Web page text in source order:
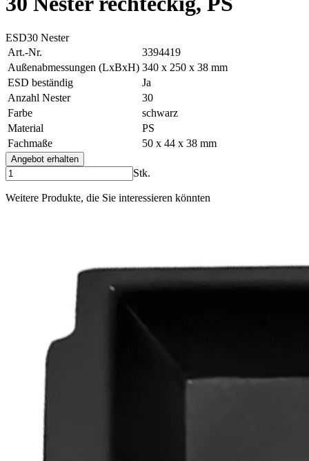
ESD30 Nester
Art.-Nr.
3394419
Außenabmessungen (LxBxH) 340 x 250 x 38 mm
ESD beständig
Ja
Anzahl Nester
30
Farbe
schwarz
Material
PS
Fachmaße
50 x 44 x 38 mm
Angebot erhalten
Stk.
Weitere Produkte, die Sie interessieren könnten